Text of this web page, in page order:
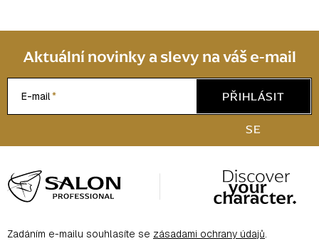
Aktuální novinky a slevy na váš e-mail
E-mail
PŘIHLÁSIT
SE
á
p
Zadáním e-mailu souhlasíte se zásadami ochrany údajů.